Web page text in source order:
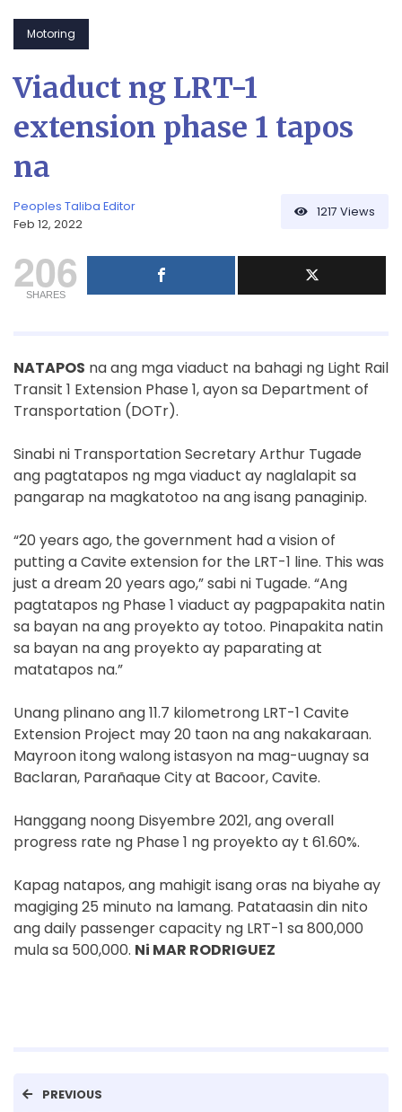
Motoring
Viaduct ng LRT-1
extension phase 1 tapos
na
Peoples Taliba Editor
Feb 12, 2022
1217 Views
206
SHARES
NATAPOS na ang mga viaduct na bahagi ng Light Rail
Transit 1 Extension Phase 1, ayon sa Department of
Transportation (DOTr).
Sinabi ni Transportation Secretary Arthur Tugade
ang pagtatapos ng mga viaduct ay naglalapit sa
pangarap na magkatotoo na ang isang panaginip.
“20 years ago, the government had a vision of
putting a Cavite extension for the LRT-1 line. This was
just a dream 20 years ago,” sabi ni Tugade. “Ang
pagtatapos ng Phase 1 viaduct ay pagpapakita natin
sa bayan na ang proyekto ay totoo. Pinapakita natin
sa bayan na ang proyekto ay paparating at
matatapos na.”
Unang plinano ang 11.7 kilometrong LRT-1 Cavite
Extension Project may 20 taon na ang nakakaraan.
Mayroon itong walong istasyon na mag-uugnay sa
Baclaran, Parañaque City at Bacoor, Cavite.
Hanggang noong Disyembre 2021, ang overall
progress rate ng Phase 1 ng proyekto ay t 61.60%.
Kapag natapos, ang mahigit isang oras na biyahe ay
magiging 25 minuto na lamang. Patataasin din nito
ang daily passenger capacity ng LRT-1 sa 800,000
mula sa 500,000. Ni MAR RODRIGUEZ
PREVIOUS